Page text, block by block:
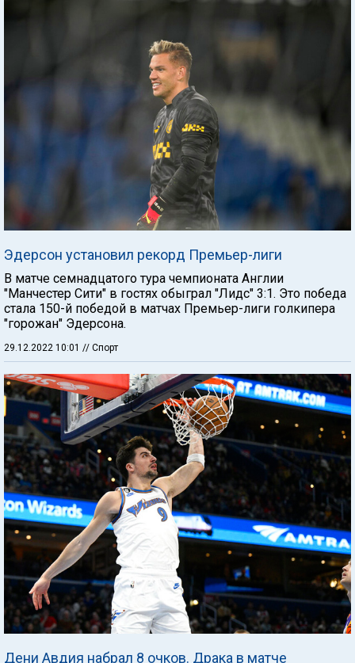
Эдерсон установил рекорд Премьер-лиги
В матче семнадцатого тура чемпионата Англии
"Манчестер Сити" в гостях обыграл "Лидс" 3:1. Это победа
стала 150-й победой в матчах Премьер-лиги голкипера
"горожан" Эдерсона.
29.12.2022 10:01 // Спорт
Дени Авдия набрал 8 очков. Драка в матче